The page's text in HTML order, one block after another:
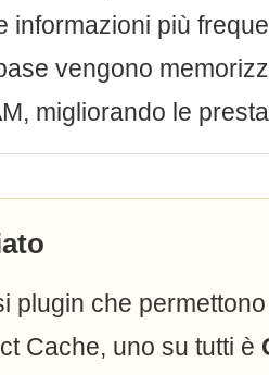
informazioni più
vengono
migliorando le
plugin che
Cache, uno su tutti è